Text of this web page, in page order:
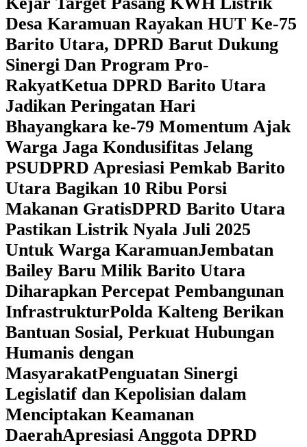
Desa Karamuan Rayakan HUT Ke-75
Barito Utara, DPRD Barut Dukung
Sinergi Dan Program Pro-
RakyatKetua DPRD Barito Utara
Jadikan Peringatan Hari
Bhayangkara ke-79 Momentum Ajak
Warga Jaga Kondusifitas Jelang
PSUDPRD Apresiasi Pemkab Barito
Utara Bagikan 10 Ribu Porsi
Makanan GratisDPRD Barito Utara
Pastikan Listrik Nyala Juli 2025
Untuk Warga KaramuanJembatan
Bailey Baru Milik Barito Utara
Diharapkan Percepat Pembangunan
InfrastrukturPolda Kalteng Berikan
Bantuan Sosial, Perkuat Hubungan
Humanis dengan
MasyarakatPenguatan Sinergi
Legislatif dan Kepolisian dalam
Menciptakan Keamanan
DaerahApresiasi Anggota DPRD